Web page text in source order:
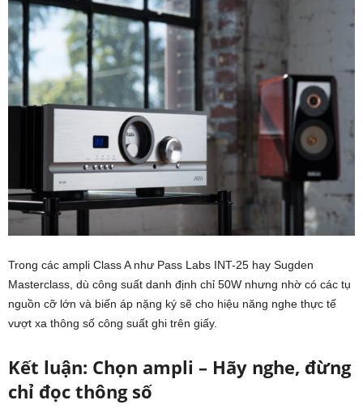
Trong các ampli Class A như Pass Labs INT-25 hay Sugden
Masterclass, dù công suất danh định chỉ 50W nhưng nhờ có các tụ
nguồn cỡ lớn và biến áp nặng ký sẽ cho hiệu năng nghe thực tế
vượt xa thông số công suất ghi trên giấy.
Kết luận: Chọn ampli – Hãy nghe, đừng
chỉ đọc thông số